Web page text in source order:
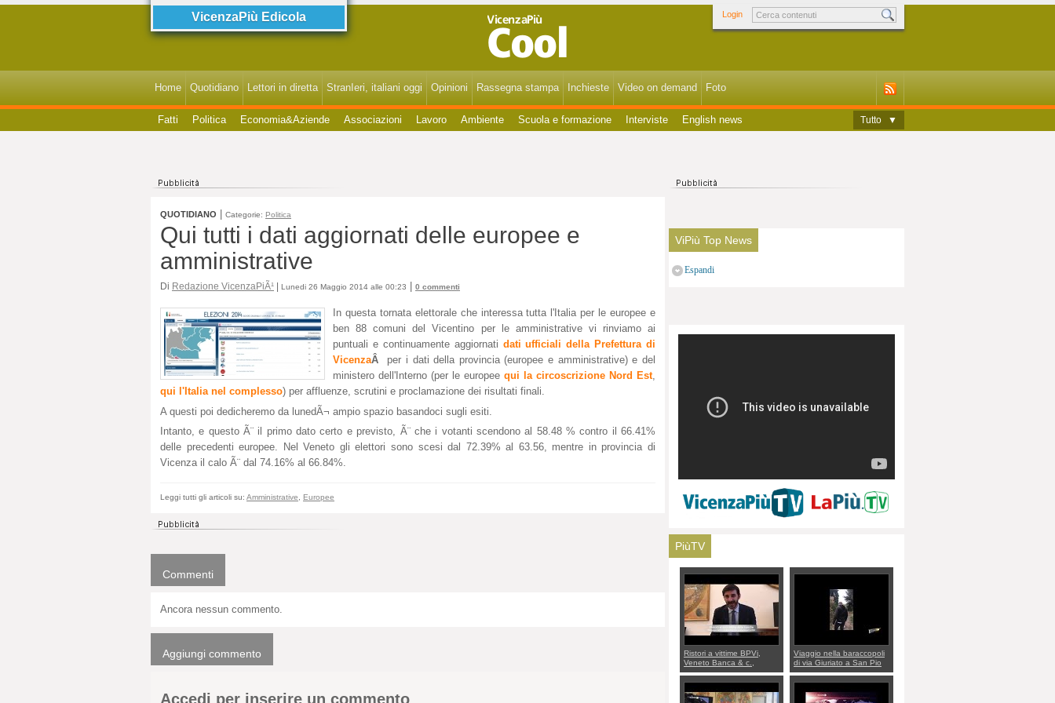
VicenzaPiù Edicola Login
Home Quotidiano Lettori in diretta StranIeri, italiani oggi Opinioni Rassegna stampa Inchieste Video on demand Foto
Fatti Politica Economia&Aziende Associazioni Lavoro Ambiente Scuola e formazione Interviste English news Tutto ▼
QUOTIDIANO Categorie: Politica
Qui tutti i dati aggiornati delle europee e
amministrative
Di Redazione VicenzaPiÃ¹ | Lunedi 26 Maggio 2014 alle 00:23 0 commenti
In questa tornata elettorale che interessa tutta l'Italia per le europee e
ben 88 comuni del Vicentino per le amministrative vi rinviamo ai
puntuali e continuamente aggiornati dati ufficiali della Prefettura di
VicenzaÂ
per i dati della provincia (europee e amministrative) e del
ministero dell'Interno (per le europee qui la circoscrizione Nord Est,
qui l'Italia nel complesso) per affluenze, scrutini e proclamazione dei risultati finali.
A questi poi dedicheremo da lunedÃ¬ ampio spazio basandoci sugli esiti.
Intanto, e questo Ã¨ il primo dato certo e previsto, Ã¨ che i votanti scendono al 58.48 % contro il 66.41%
delle precedenti europee. Nel Veneto gli elettori sono scesi dal 72.39% al 63.56, mentre in provincia di
Vicenza il calo Ã¨ dal 74.16% al 66.84%.
Leggi tutti gli articoli su: Amministrative Europee
Commenti
Ancora nessun commento.
Aggiungi commento
Accedi per inserire un commento
ViPiù Top News
Espandi
PiùTV
Ristori a vittime BPVi,
Veneto Banca & c.,
appello al sottosegretario
Alessio Villarosa: per
mettere ordine convochi
con Di Maio CNCU a
Viaggio nella baraccopoli
di via Giuriato a San Pio
X. Vicenza ai Vicentini:
“faremo un regalo di
Natale ai residenti”